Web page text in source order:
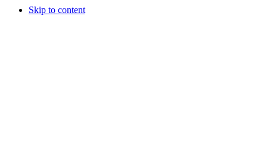
Skip to content